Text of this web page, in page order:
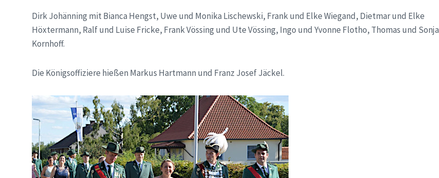
Dirk Johänning mit Bianca Hengst, Uwe und Monika Lischewski, Frank und Elke Wiegand, Dietmar und Elke
Höxtermann, Ralf und Luise Fricke, Frank Vössing und Ute Vössing, Ingo und Yvonne Flotho, Thomas und Sonja
Kornhoff.
Die Königsoffiziere hießen Markus Hartmann und Franz Josef Jäckel.